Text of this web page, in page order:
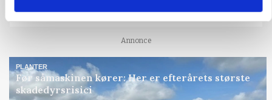
Snart kan man søge tilskud til naturprojekter
Annonce
PLANTER
Før såmaskinen kører: Her er efterårets største
skadedyrsrisici